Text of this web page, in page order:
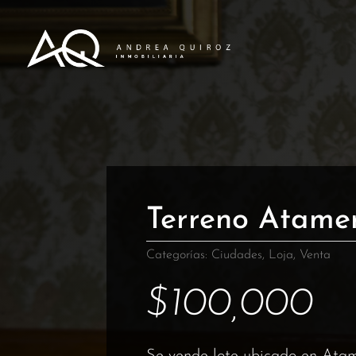
Terreno
Categorías: Ciudades, Loja, Venta
$100,000